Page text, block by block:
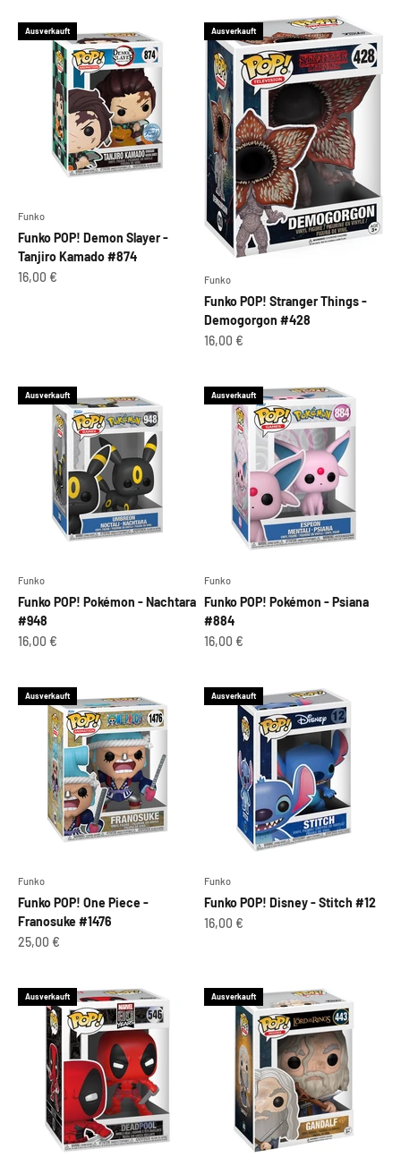
Ausverkauft
Funko
Funko POP! Demon Slayer -
Tanjiro Kamado #874
Angebot
16,00 €
Ausverkauft
Funko
Funko POP! Stranger Things -
Demogorgon #428
Angebot
16,00 €
Ausverkauft
Funko
Funko POP! Pokémon - Nachtara
#948
Angebot
16,00 €
Ausverkauft
Funko
Funko POP! Pokémon - Psiana
#884
Angebot
16,00 €
Ausverkauft
Funko
Funko POP! One Piece -
Franosuke #1476
Angebot
25,00 €
Ausverkauft
Funko
Funko POP! Disney - Stitch #12
Angebot
16,00 €
Ausverkauft Ausverkauft